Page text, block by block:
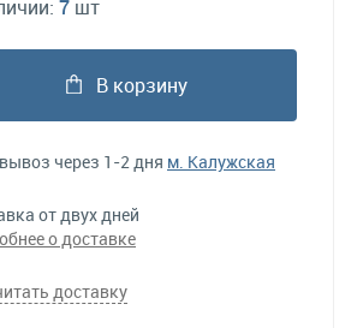
7 шт
В корзину
через 1-2 дня м. Калужская
от двух дней
о доставке
доставку